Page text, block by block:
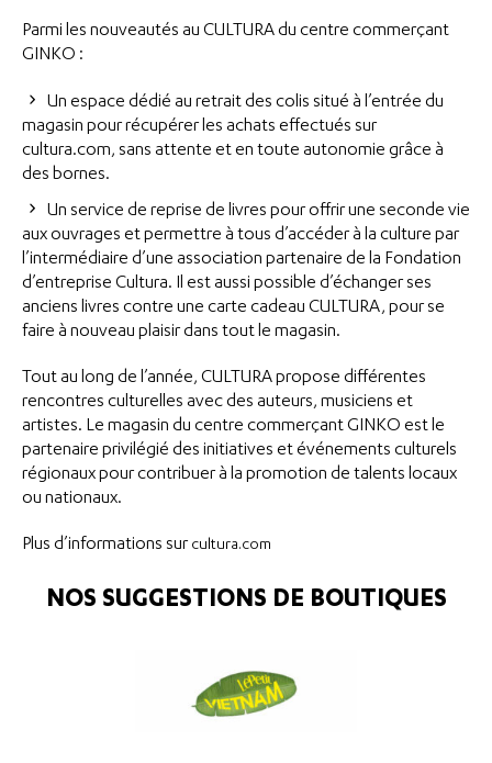
Parmi les nouveautés au CULTURA du centre commerçant
GINKO :
Un espace dédié au retrait des colis situé à l’entrée du
magasin pour récupérer les achats effectués sur
cultura.com, sans attente et en toute autonomie grâce à
des bornes.
Un service de reprise de livres pour offrir une seconde vie
aux ouvrages et permettre à tous d’accéder à la culture par
l’intermédiaire d’une association partenaire de la Fondation
d’entreprise Cultura. Il est aussi possible d’échanger ses
anciens livres contre une carte cadeau CULTURA, pour se
faire à nouveau plaisir dans tout le magasin.
Tout au long de l’année, CULTURA propose différentes
rencontres culturelles avec des auteurs, musiciens et
artistes. Le magasin du centre commerçant GINKO est le
partenaire privilégié des initiatives et événements culturels
régionaux pour contribuer à la promotion de talents locaux
ou nationaux.
Plus d’informations surcultura.com
NOS SUGGESTIONS DE BOUTIQUES